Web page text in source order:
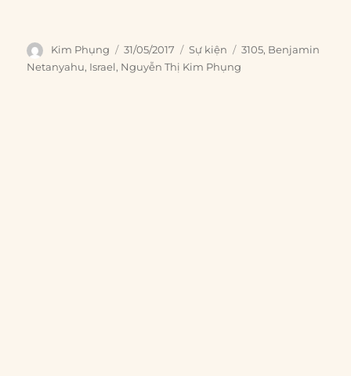
Author
Kim Phụng
Posted
on
31/05/2017 Categories
Sự kiện Tags
3105, Benjamin
Netanyahu, Israel, Nguyễn Thị Kim Phụng